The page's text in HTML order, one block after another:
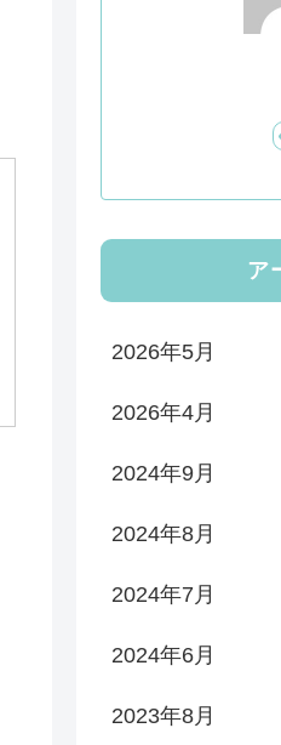
ア
2026年5月
2026年4月
2024年9月
2024年8月
2024年7月
2024年6月
2023年8月